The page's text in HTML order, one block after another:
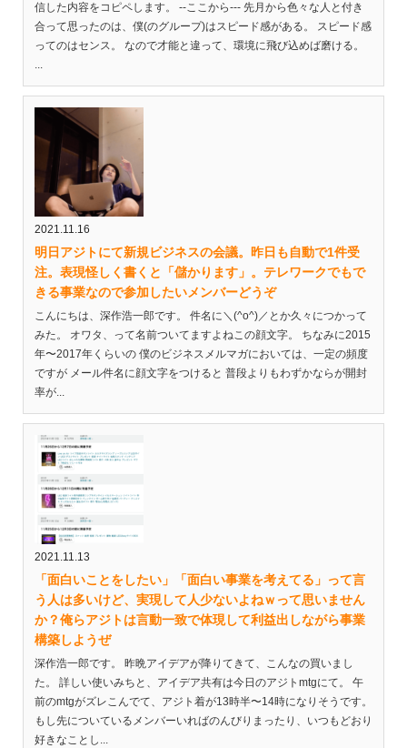
信した内容をコピペします。 --ここから--- 先月から色々な人と付き
合って思ったのは、僕(のグループ)はスピード感がある。 スピード感
ってのはセンス。 なので才能と違って、環境に飛び込めば磨ける。
...
2021.11.16
明日アジトにて新規ビジネスの会議。昨日も自動で1件受
注。表現怪しく書くと「儲かります」。テレワークでもで
きる事業なので参加したいメンバーどうぞ
こんにちは、深作浩一郎です。 件名に＼(^o^)／とか久々につかって
みた。 オワタ、って名前ついてますよねこの顔文字。 ちなみに2015
年〜2017年くらいの 僕のビジネスメルマガにおいては、一定の頻度
ですが メール件名に顔文字をつけると 普段よりもわずかならが開封
率が...
2021.11.13
「面白いことをしたい」「面白い事業を考えてる」って言
う人は多いけど、実現して人少ないよねｗって思いません
か？俺らアジトは言動一致で体現して利益出しながら事業
構築しようぜ
深作浩一郎です。 昨晩アイデアが降りてきて、こんなの買いまし
た。 詳しい使いみちと、アイデア共有は今日のアジトmtgにて。 午
前のmtgがズレこんでて、アジト着が13時半〜14時になりそうです。
もし先についているメンバーいればのんびりまったり、いつもどおり
好きなことし...